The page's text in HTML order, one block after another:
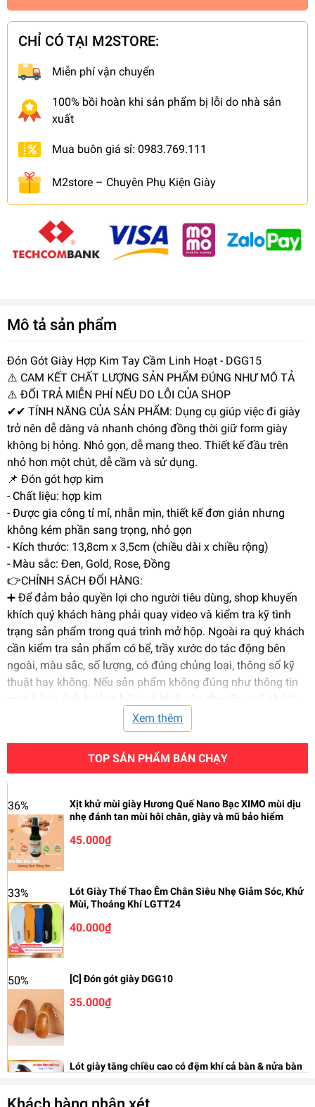
CHỈ CÓ TẠI M2STORE:
Miễn phí vận chuyển
100% bồi hoàn khi sản phẩm bị lỗi do nhà sản
xuất
Mua buôn giá sỉ: 0983.769.111
M2store – Chuyên Phụ Kiện Giày
Mô tả sản phẩm
Đón Gót Giày Hợp Kim Tay Cầm Linh Hoạt - DGG15
⚠️ CAM KẾT CHẤT LƯỢNG SẢN PHẨM ĐÚNG NHƯ MÔ TẢ
⚠️ ĐỔI TRẢ MIỄN PHÍ NẾU DO LỖI CỦA SHOP
✔✔ TÍNH NĂNG CỦA SẢN PHẨM: Dụng cụ giúp việc đi giày
trở nên dễ dàng và nhanh chóng đồng thời giữ form giày
không bị hỏng. Nhỏ gọn, dễ mang theo. Thiết kế đầu trên
nhỏ hơn một chút, dễ cầm và sử dụng.
📌 Đón gót hợp kim
- Chất liệu: hợp kim
- Được gia công tỉ mỉ, nhẵn mịn, thiết kế đơn giản nhưng
không kém phần sang trọng, nhỏ gọn
- Kích thước: 13,8cm x 3,5cm (chiều dài x chiều rộng)
- Màu sắc: Đen, Gold, Rose, Đồng
👉CHÍNH SÁCH ĐỔI HÀNG:
➕ Để đảm bảo quyền lợi cho người tiêu dùng, shop khuyến
khích quý khách hàng phải quay video và kiểm tra kỹ tình
trạng sản phẩm trong quá trình mở hộp. Ngoài ra quý khách
cần kiểm tra sản phẩm có bể, trầy xước do tác động bên
ngoài, màu sắc, số lượng, có đúng chủng loại, thông số kỹ
thuật hay không. Nếu sản phẩm không đúng như thông tin
mua hàng, ảnh hưởng bởi quá trình vận chuyển, quý khách
vui lòng thông báo ngay cho shop để shop hỗ trợ hoàn hàng
#phukiengiay #dongot #dongotgiaynhua #dongotgiay
#cayxogiay #giaynam #dongotgiay #caocap
Xem thêm
TOP SẢN PHẨM BÁN CHẠY
36%
Xịt khử mùi giày Hương Quế Nano Bạc XIMO mùi dịu
nhẹ đánh tan mùi hôi chân, giày và mũ bảo hiểm
45.000₫
33%
Lót Giày Thể Thao Êm Chân Siêu Nhẹ Giảm Sóc, Khử
Mùi, Thoáng Khí LGTT24
40.000₫
50% [C] Đón gót giày DGG10
35.000₫
Lót giày tăng chiều cao có đệm khí cả bàn & nửa bàn
50.000₫